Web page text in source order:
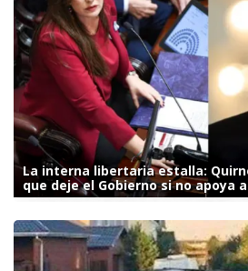
La interna libertaria estalla:
que deje el Gobierno si no apoya